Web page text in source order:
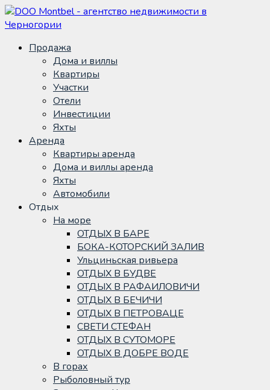
Продажа
Дома и виллы
Квартиры
Участки
Отели
Инвестиции
Яхты
Аренда
Квартиры аренда
Дома и виллы аренда
Яхты
Автомобили
Отдых
На море
ОТДЫХ В БАРЕ
БОКА-КОТОРСКИЙ ЗАЛИВ
Ульциньская ривьера
ОТДЫХ В БУДВЕ
ОТДЫХ В РАФАИЛОВИЧИ
ОТДЫХ В БЕЧИЧИ
ОТДЫХ В ПЕТРОВАЦЕ
СВЕТИ СТЕФАН
ОТДЫХ В СУТОМОРЕ
ОТДЫХ В ДОБРЕ ВОДЕ
В горах
Рыболовный тур